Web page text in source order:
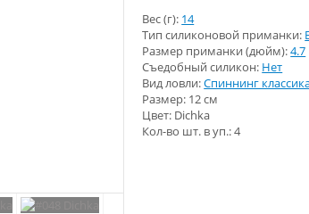
Вес (г): 14
Тип силиконовой приманки:
Размер приманки (дюйм):4.7
Съедобный силикон: Нет
Вид ловли:Спиннинг
Размер: 12 см
Цвет: Dichka
Кол-во шт. в уп.: 4